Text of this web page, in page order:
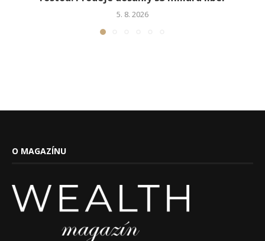
5. 8. 2026
O MAGAZÍNU